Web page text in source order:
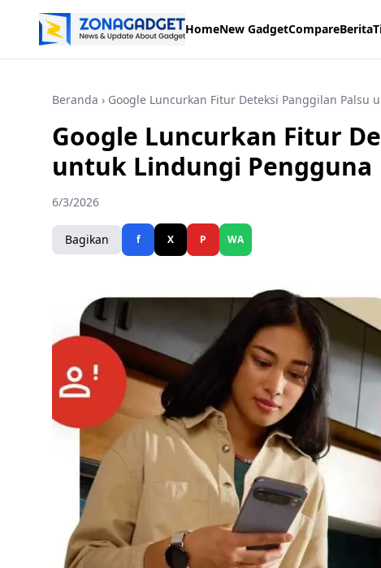
HomeNew GadgetCompareBerita
Beranda › Google Luncurkan Fitur Deteksi Panggilan Palsu
Google Luncurkan Fitur
untuk Lindungi Pengguna
6/3/2026
Bagikan f X P WA